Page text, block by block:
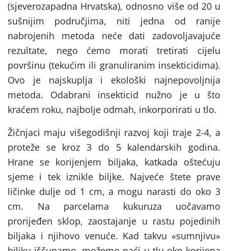
(sjeverozapadna Hrvatska), odnosno više od 20 u
sušnijim područjima, niti jedna od ranije
nabrojenih metoda neće dati zadovoljavajuće
rezultate, nego ćemo morati tretirati cijelu
površinu (tekućim ili granuliranim insekticidima).
Ovo je najskuplja i ekološki najnepovoljnija
metoda. Odabrani insekticid nužno je u što
kraćem roku, najbolje odmah, inkorporirati u tlo.
Žičnjaci maju višegodišnji razvoj koji traje 2-4, a
proteže se kroz 3 do 5 kalendarskih godina.
Hrane se korijenjem biljaka, katkada oštećuju
sjeme i tek iznikle biljke. Najveće štete prave
ličinke dulje od 1 cm, a mogu narasti do oko 3
cm. Na parcelama kukuruza uočavamo
prorijeđen sklop, zaostajanje u rastu pojedinih
biljaka i njihovo venuće. Kad takvu «sumnjivu»